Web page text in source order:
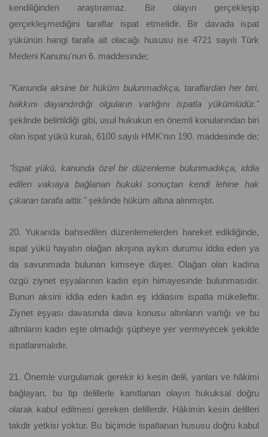
kendiliğinden araştıramaz. Bir olayın gerçekleşip
gerçekleşmediğini taraflar ispat etmelidir. Bir davada ispat
yükünün hangi tarafa ait olacağı hususu ise 4721 sayılı Türk
Medeni Kanunu'nun 6. maddesinde;
"Kanunda aksine bir hüküm bulunmadıkça, taraflardan her biri,
hakkını dayandırdığı olguların varlığını ispatla yükümlüdür."
şeklinde belirtildiği gibi, usul hukukun en önemli konularından biri
olan ispat yükü kuralı, 6100 sayılı HMK'nın 190. maddesinde de;
"İspat yükü, kanunda özel bir düzenleme bulunmadıkça, iddia
edilen vakıaya bağlanan hukuki sonuçtan kendi lehine hak
çıkaran tarafa aittir."şeklinde hüküm altına alınmıştır.
20. Yukarıda bahsedilen düzenlemelerden hareket edildiğinde,
ispat yükü hayatın olağan akışına aykırı durumu iddia eden ya
da savunmada bulunan kimseye düşer. Olağan olan kadına
özgü ziynet eşyalarının kadın eşin himayesinde bulunmasıdır.
Bunun aksini iddia eden kadın eş iddiasını ispatla mükelleftir.
Ziynet eşyası davasında dava konusu altınların varlığı ve bu
altınların kadın eşte olmadığı şüpheye yer vermeyecek şekilde
ispatlanmalıdır.
21. Önemle vurgulamak gerekir ki kesin delil, yanları ve hâkimi
bağlayan, bu tip delillerle kanıtlanan olayın hukuksal doğru
olarak kabul edilmesi gereken delillerdir. Hâkimin kesin delilleri
takdir yetkisi yoktur. Bu biçimde ispatlanan hususu doğru kabul